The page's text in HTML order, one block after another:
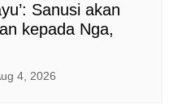
Sanusi akan
kepada Nga,
4, 2026